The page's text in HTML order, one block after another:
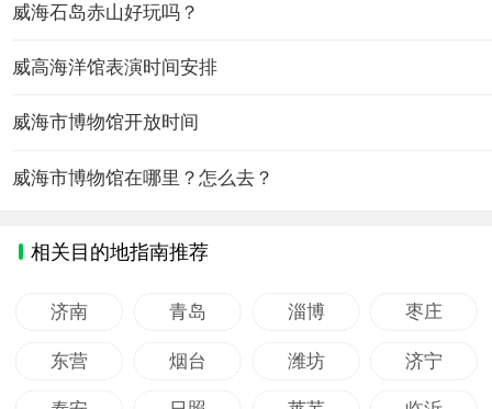
威海石岛赤山好玩吗？
威高海洋馆表演时间安排
威海市博物馆开放时间
威海市博物馆在哪里？怎么去？
相关目的地指南推荐
济南 青岛 淄博 枣庄
东营 烟台 潍坊 济宁